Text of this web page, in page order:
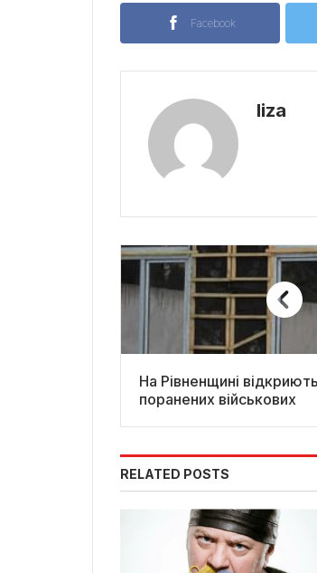
Facebook
liza
На Рівненщині
поранених військових
RELATED POSTS